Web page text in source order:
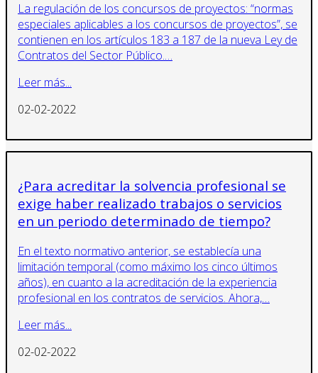
La regulación de los concursos de proyectos: “normas
especiales aplicables a los concursos de proyectos”, se
contienen en los artículos 183 a 187 de la nueva Ley de
Contratos del Sector Público.…
Leer más...
02-02-2022
¿Para acreditar la solvencia profesional se
exige haber realizado trabajos o servicios
en un periodo determinado de tiempo?
En el texto normativo anterior, se establecía una
limitación temporal (como máximo los cinco últimos
años), en cuanto a la acreditación de la experiencia
profesional en los contratos de servicios. Ahora,…
Leer más...
02-02-2022